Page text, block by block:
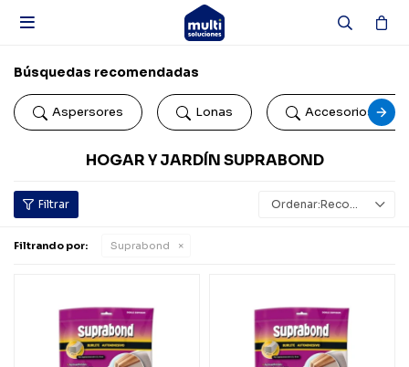

Búsquedas recomendadas
Aspersores Lonas Accesorios de
HOGAR Y JARDÍN SUPRABOND
Recomendados
Filtrando por: Suprabond